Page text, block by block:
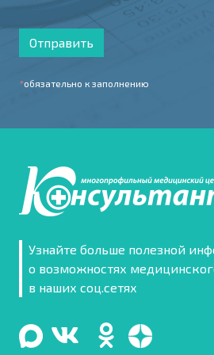
Отправить
*обязательно к заполнению
Узнайте больше полезной
о возможностях
в наших соц.сетях